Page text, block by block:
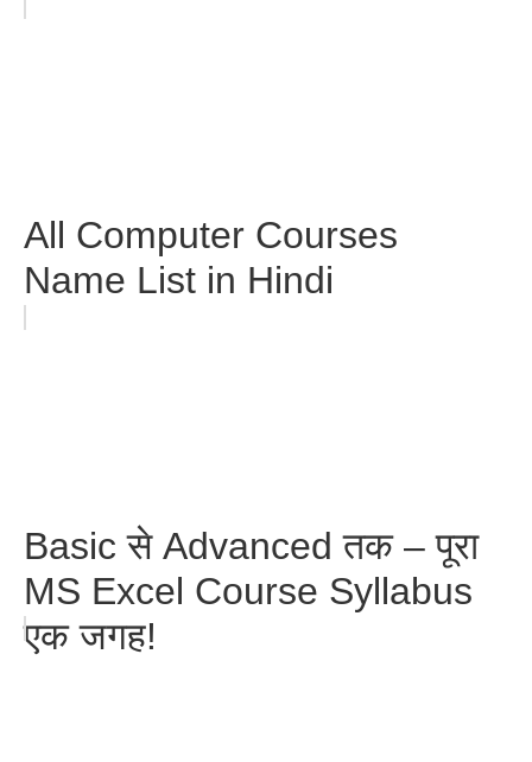
All Computer Courses
Name List in Hindi
Basic से Advanced तक – पूरा
MS Excel Course Syllabus
एक जगह!